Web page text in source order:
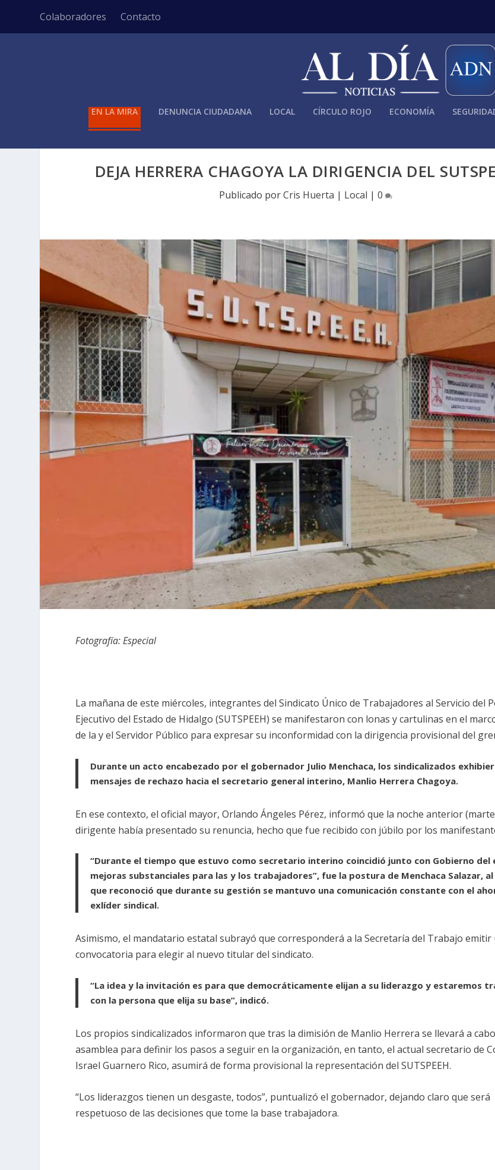
Colaboradores Contacto
EN LA MIRA DENUNCIA CIUDADANA LOCAL CÍRCULO ROJO ECONOMÍA
DEJA HERRERA CHAGOYA LA DIRIGENCIA DEL
Publicado porCris Huerta | Local | 0
Fotografía: Especial
La mañana de este miércoles, integrantes del Sindicato Único de Trabajadores al Servicio del
Ejecutivo del Estado de Hidalgo (SUTSPEEH) se manifestaron con lonas y cartulinas en el
de la y el Servidor Público para expresar su inconformidad con la dirigencia provisional del
Durante un acto encabezado por el gobernador Julio Menchaca, los sindicalizados
mensajes de rechazo hacia el secretario general interino, Manlio Herrera Chagoya.
En ese contexto, el oficial mayor, Orlando Ángeles Pérez, informó que la noche anterior
dirigente había presentado su renuncia, hecho que fue recibido con júbilo por los
“Durante el tiempo que estuvo como secretario interino coincidió junto con Gobierno del
mejoras substanciales para las y los trabajadores”, fue la postura de Menchaca Salazar,
que reconoció que durante su gestión se mantuvo una comunicación constante con el
exlíder sindical.
Asimismo, el mandatario estatal subrayó que corresponderá a la Secretaría del Trabajo emitir
convocatoria para elegir al nuevo titular del sindicato.
“La idea y la invitación es para que democráticamente elijan a su liderazgo y estaremos
con la persona que elija su base”, indicó.
Los propios sindicalizados informaron que tras la dimisión de Manlio Herrera se llevará a
asamblea para definir los pasos a seguir en la organización, en tanto, el actual secretario de
Israel Guarnero Rico, asumirá de forma provisional la representación del SUTSPEEH.
“Los liderazgos tienen un desgaste, todos”, puntualizó el gobernador, dejando claro que será
respetuoso de las decisiones que tome la base trabajadora.